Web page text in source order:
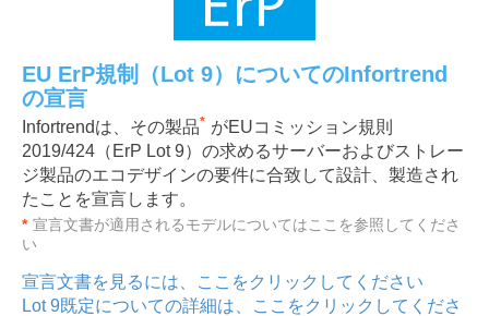
EU ErP規制（Lot 9）についてのInfortrend
の宣言
Infortrendは、その製品* がEUコミッション規則
2019/424（ErP Lot 9）の求めるサーバーおよびストレー
ジ製品のエコデザインの要件に合致して設計、製造され
たことを宣言します。
* 宣言文書が適用されるモデルについてはここを参照してくださ
い
宣言文書を見るには、ここをクリックしてください
Lot 9既定についての詳細は、ここをクリックしてくださ